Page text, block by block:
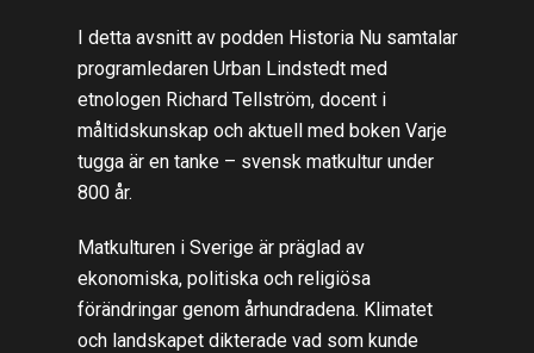
I detta avsnitt av podden Historia Nu samtalar
programledaren Urban Lindstedt med
etnologen Richard Tellström, docent i
måltidskunskap och aktuell med boken Varje
tugga är en tanke – svensk matkultur under
800 år.
Matkulturen i Sverige är präglad av
ekonomiska, politiska och religiösa
förändringar genom århundradena. Klimatet
och landskapet dikterade vad som kunde